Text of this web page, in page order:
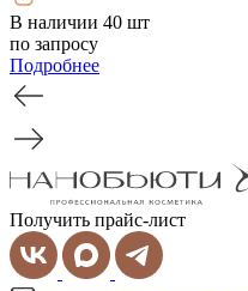
В наличии 40 шт
по запросу
Подробнее
Получить прайс-лист